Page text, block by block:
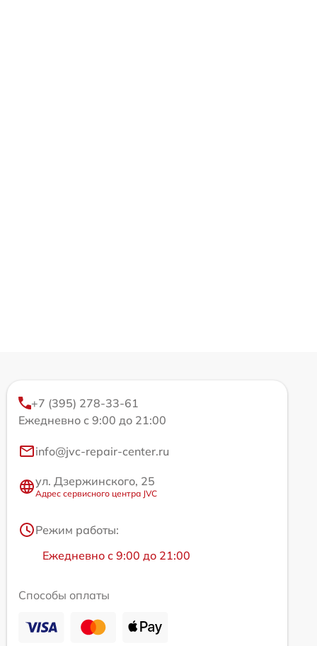
+7 (395) 278-33-61
Ежедневно с 9:00 до 21:00
info@jvc-repair-center.ru
ул. Дзержинского, 25
Адрес сервисного центра JVC
Режим работы:
Ежедневно с 9:00 до 21:00
Способы оплаты